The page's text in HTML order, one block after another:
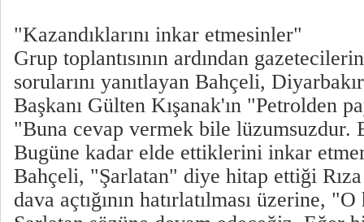
"Kazandıklarını inkar etmesinler"
Grup toplantısının ardından
sorularını yanıtlayan Bahçeli,
Başkanı Gülten Kışanak'ın "Petrolden
"Buna cevap vermek bile lüzumsuzdur.
Bugüne kadar elde ettiklerini inkar
Bahçeli, "Şarlatan" diye hitap ettiği
dava açtığının hatırlatılması üzerine,